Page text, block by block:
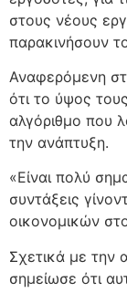
στους νέους
παρακινήσουν
Αναφερόμενη
ότι το ύψος
αλγόριθμο που
την ανάπτυξη.
«Είναι πολύ
συντάξεις
οικονομικών
Σχετικά με την
σημείωσε ότι